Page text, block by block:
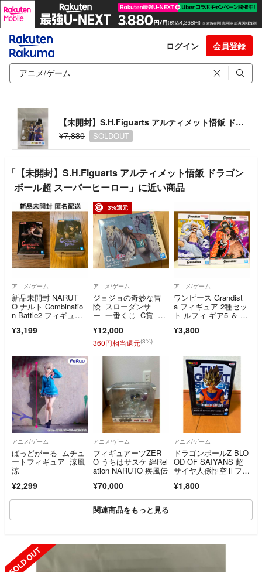
ログイン 会員登録
【未開封】S.H.Figuarts アルティメット悟飯 ドラゴンボール超 スーパーヒーロー
¥7,830
SOLDOUT
「【未開封】S.H.Figuarts アルティメット悟飯 ドラゴン
ボール超 スーパーヒーロー」に近い商品
アニメ/ゲーム
新品未開封 NARUT
O ナルト Combinatio
n Battle2 フィギュ
羅 2点セット
¥3,199
3%還元
アニメ/ゲーム
ジョジョの奇妙な冒
険 スローダンサ
ー 一番くじ C賞 M
ュア
¥12,000
360円相当還元(3%)
アニメ/ゲーム
ワンピース Grandist
a フィギュア 2種セッ
ト ルフィ ギア5 ＆ マ
チ
¥3,800
アニメ/ゲーム
ばっどがーる ムチュ
ートフィギュア 涼風
涼
¥2,299
アニメ/ゲーム
フィギュアーツZER
O うちはサスケ 絆Rel
ation NARUTO 疾風伝
¥70,000
アニメ/ゲーム
ドラゴンボールZ BLO
OD OF SAIYANS 超
サイヤ人孫悟空Ⅱフィ
¥1,800
関連商品をもっと見る